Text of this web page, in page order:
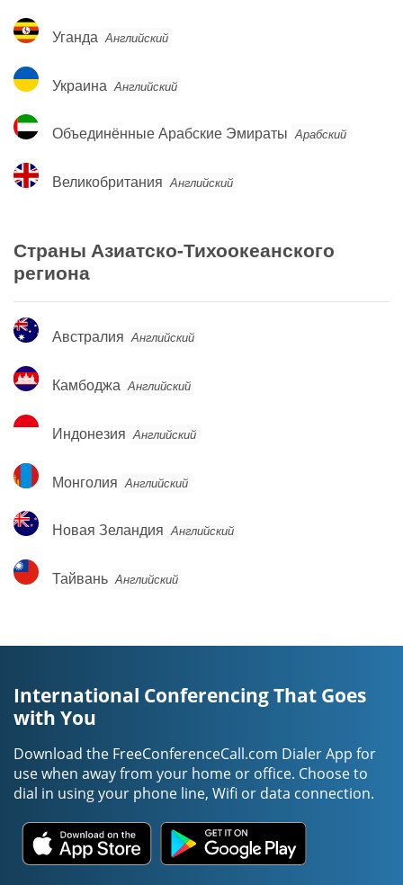
Уганда
Уганда Английский
Украина
Украина Английский
Объединённые
Арабские
Объединённые Арабские Эмираты Арабский
Великобритания
Великобритания Английский
Страны Азиатско-Тихоокеанского
региона
Австралия
Австралия Английский
Камбоджа
Камбоджа Английский
Индонезия
Индонезия Английский
Монголия
Монголия Английский
Новая
Зеландия
Новая Зеландия Английский
Тайвань
Тайвань Английский
International Conferencing That Goes
with You
Download the FreeConferenceCall.com Dialer App for
use when away from your home or office. Choose to
dial in using your phone line, Wifi or data connection.